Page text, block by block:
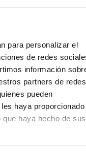
para personalizar el
de redes
información
partners de redes
pueden
haya proporcionado
haya hecho de sus
junto con un
control máximo
tonos de graves
simple) crea un
con una
(humbucking)